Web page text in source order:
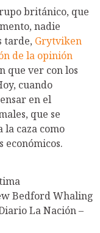
británico, que
nadie
tarde, Grytviken
de la opinión
que ver con los
cuando
en el
que se
la caza como
económicos.
Bedford Whaling
La Nación –